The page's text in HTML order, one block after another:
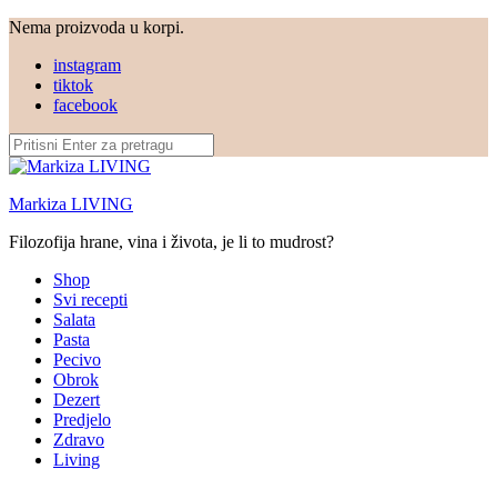
Nema proizvoda u korpi.
instagram
tiktok
facebook
Markiza LIVING
Filozofija hrane, vina i života, je li to mudrost?
Shop
Svi recepti
Salata
Pasta
Pecivo
Obrok
Dezert
Predjelo
Zdravo
Living